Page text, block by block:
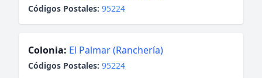
Códigos Postales: 95224
Colonia: El Palmar (Ranchería)
Códigos Postales: 95224